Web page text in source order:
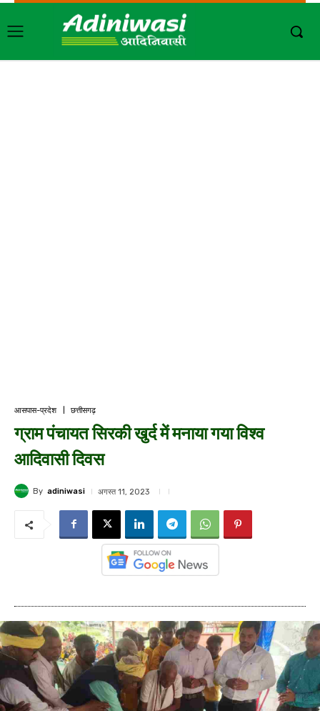
आसपास-प्रदेश छत्तीसगढ़
ग्राम पंचायत सिरकी खुर्द में मनाया गया विश्व
आदिवासी दिवस
By adiniwasi अगस्त 11, 2023